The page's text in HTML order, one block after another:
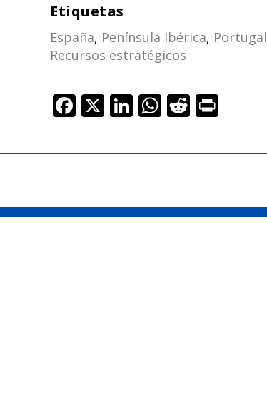
Etiquetas
España, Península Ibérica, Portugal
Recursos estratégicos
F
e
o
X Li
k
n
W
at
p
R
d t